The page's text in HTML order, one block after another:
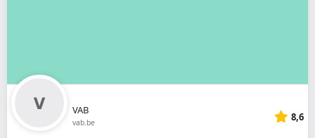
VAB
vab.be 8,6